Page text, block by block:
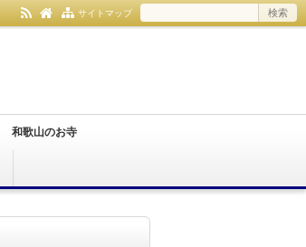
サイトマップ
和歌山のお寺